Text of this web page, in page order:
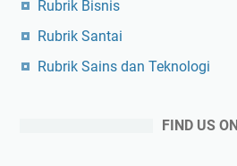
Rubrik Bisnis
Rubrik Santai
Rubrik Sains dan Teknologi
FIND US ON